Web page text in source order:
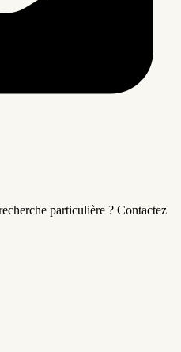
particulière ? Contactez